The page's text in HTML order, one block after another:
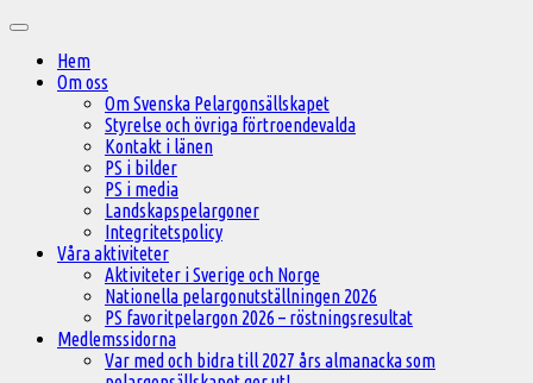
innehåll
Huvudmeny
Hem
Om oss
Om Svenska Pelargonsällskapet
Styrelse och övriga förtroendevalda
Kontakt i länen
PS i bilder
PS i media
Landskapspelargoner
Integritetspolicy
Våra aktiviteter
Aktiviteter i Sverige och Norge
Nationella pelargonutställningen 2026
PS favoritpelargon 2026 – röstningsresultat
Medlemssidorna
Var med och bidra till 2027 års almanacka som